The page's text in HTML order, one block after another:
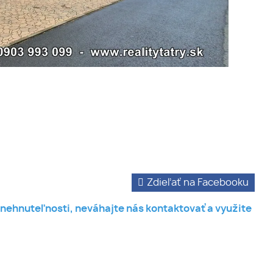
Zdieľať na Facebooku
neváhajte nás kontaktovať a využite